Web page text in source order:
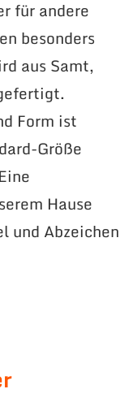
für andere
besonders
aus Samt,
Form ist
Größe
Hause
und